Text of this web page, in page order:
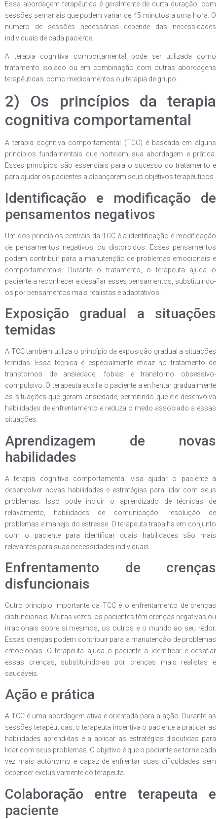
Essa abordagem terapêutica é geralmente de curta duração, com
sessões semanais que podem variar de 45 minutos a uma hora. O
número de sessões necessárias depende das necessidades
individuais de cada paciente.
A terapia cognitiva comportamental pode ser utilizada como
tratamento isolado ou em combinação com outras abordagens
terapêuticas, como medicamentos ou terapia de grupo.
2) Os princípios da terapia
cognitiva comportamental
A terapia cognitiva comportamental (TCC) é baseada em alguns
princípios fundamentais que norteiam sua abordagem e prática.
Esses princípios são essenciais para o sucesso do tratamento e
para ajudar os pacientes a alcançarem seus objetivos terapêuticos.
Identificação e modificação de
pensamentos negativos
Um dos princípios centrais da TCC é a identificação e modificação
de pensamentos negativos ou distorcidos. Esses pensamentos
podem contribuir para a manutenção de problemas emocionais e
comportamentais. Durante o tratamento, o terapeuta ajuda o
paciente a reconhecer e desafiar esses pensamentos, substituindo-
os por pensamentos mais realistas e adaptativos.
Exposição gradual a situações
temidas
A TCC também utiliza o princípio da exposição gradual a situações
temidas. Essa técnica é especialmente eficaz no tratamento de
transtornos de ansiedade, fobias e transtorno obsessivo-
compulsivo. O terapeuta auxilia o paciente a enfrentar gradualmente
as situações que geram ansiedade, permitindo que ele desenvolva
habilidades de enfrentamento e reduza o medo associado a essas
situações.
Aprendizagem de novas
habilidades
A terapia cognitiva comportamental visa ajudar o paciente a
desenvolver novas habilidades e estratégias para lidar com seus
problemas. Isso pode incluir o aprendizado de técnicas de
relaxamento, habilidades de comunicação, resolução de
problemas e manejo do estresse. O terapeuta trabalha em conjunto
com o paciente para identificar quais habilidades são mais
relevantes para suas necessidades individuais.
Enfrentamento de crenças
disfuncionais
Outro princípio importante da TCC é o enfrentamento de crenças
disfuncionais. Muitas vezes, os pacientes têm crenças negativas ou
irracionais sobre si mesmos, os outros e o mundo ao seu redor.
Essas crenças podem contribuir para a manutenção de problemas
emocionais. O terapeuta ajuda o paciente a identificar e desafiar
essas crenças, substituindo-as por crenças mais realistas e
saudáveis.
Ação e prática
A TCC é uma abordagem ativa e orientada para a ação. Durante as
sessões terapêuticas, o terapeuta incentiva o paciente a praticar as
habilidades aprendidas e a aplicar as estratégias discutidas para
lidar com seus problemas. O objetivo é que o paciente se torne cada
vez mais autônomo e capaz de enfrentar suas dificuldades sem
depender exclusivamente do terapeuta.
Colaboração entre terapeuta e
paciente